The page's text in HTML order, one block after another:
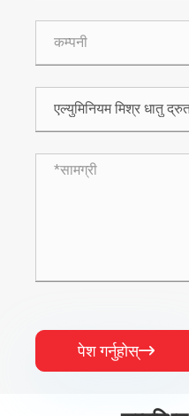
पेश गर्नुहोस्